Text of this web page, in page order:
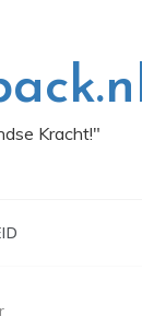
Kracht!"